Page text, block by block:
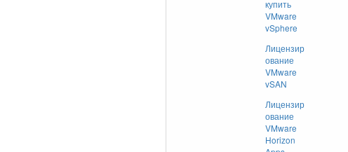
купить
VMware
vSphere
Лицензир
ование
VMware
vSAN
Лицензир
ование
VMware
Horizon